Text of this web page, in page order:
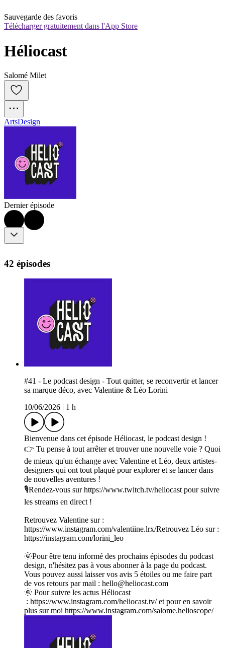
Sauvegarde des favoris
Télécharger gratuitement dans l'App Store
Héliocast
Salomé Milet
ArtsDesign
Dernier épisode
42 épisodes
#41 - Le podcast design - Tout quitter, se reconvertir et lancer
sa marque déco, avec Valentine & Léo Lorini
10/06/2026
1 h
Bienvenue dans cet épisode Héliocast, le podcast design !
👉 Tu pense à tout arrêter et trouver une nouvelle voie ? Quoi
de mieux qu'un échange avec Valentine et Léo, deux artistes-
designers qui ont tout plaqué pour explorer et se lancer dans
de nouvelles aventures !
🎙Rendez-vous sur ⁠⁠⁠⁠⁠⁠⁠⁠⁠⁠⁠⁠⁠⁠⁠⁠⁠⁠⁠⁠⁠⁠⁠⁠⁠⁠⁠https://www.twitch.tv/heliocast⁠⁠⁠⁠⁠⁠⁠⁠⁠⁠⁠⁠⁠⁠⁠⁠⁠⁠⁠⁠⁠⁠⁠⁠⁠⁠⁠ pour suivre
les streams en direct !
Retrouvez Valentine sur :
https://www.instagram.com/valentiine.lrx/Retrouvez Léo sur :
https://instagram.com/lorini_leo
🌞Pour être tenu informé des prochains épisodes du podcast
design, n'hésitez pas à vous abonner à la page du podcast.
Vous pouvez aussi laisser vos avis 5 étoiles ou me faire part
de vos retours par mail : hello@heliocast.com
🌞 Pour suivre les actus Héliocast
: ⁠⁠⁠⁠⁠⁠⁠⁠⁠⁠⁠⁠⁠⁠⁠⁠⁠⁠⁠⁠⁠⁠⁠⁠⁠⁠⁠https://www.instagram.com/heliocast.tv/⁠⁠⁠⁠⁠⁠⁠⁠⁠⁠⁠⁠⁠⁠⁠⁠⁠⁠⁠⁠⁠⁠⁠⁠⁠⁠⁠ et pour en savoir
plus sur moi https://www.instagram.com/salome.helioscope/